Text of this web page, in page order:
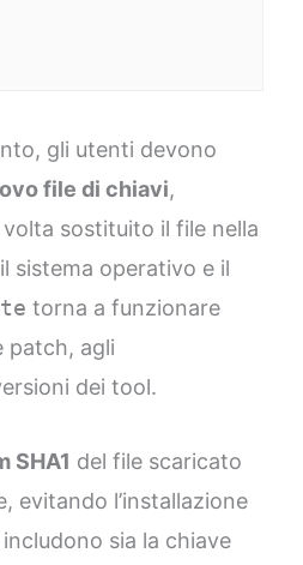
gli utenti devono
file di chiavi,
volta sostituito il file nella
sistema operativo e il
torna a funzionare
patch, agli
dei tool.
SHA1 del file scaricato
evitando l’installazione
sia la chiave